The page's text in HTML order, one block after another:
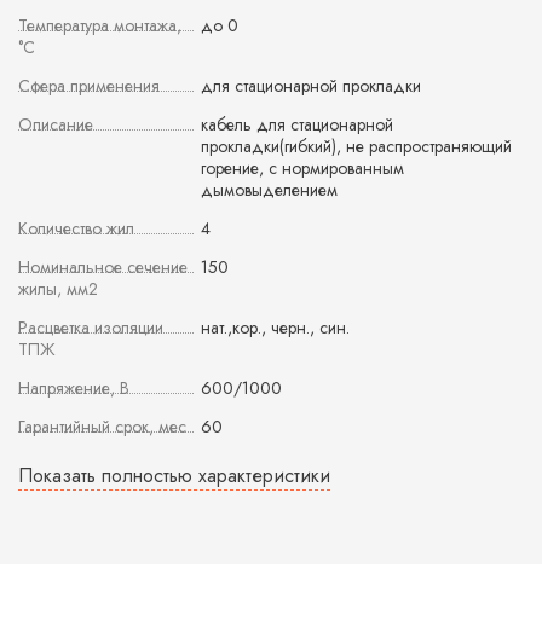
Температура монтажа,
°С
до 0
Сфера применения
для стационарной прокладки
Описание
кабель для стационарной
прокладки(гибкий), не распространяющий
горение, с нормированным
дымовыделением
Количество жил
4
Номинальное сечение
жилы, мм2
150
Расцветка изоляции
ТПЖ
нат.,кор., черн., син.
Напряжение, В
600/1000
Гарантийный срок, мес
60
Показать полностью характеристики